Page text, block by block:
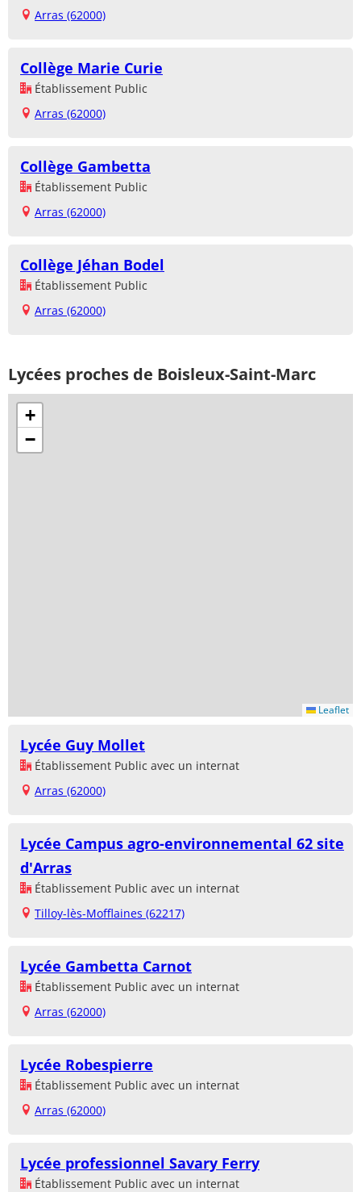
Arras (62000)
Collège Marie Curie
Établissement Public
Arras (62000)
Collège Gambetta
Établissement Public
Arras (62000)
Collège Jéhan Bodel
Établissement Public
Arras (62000)
Lycées proches de Boisleux-Saint-Marc
+
−
Leaflet
Lycée Guy Mollet
Établissement Public avec un internat
Arras (62000)
Lycée Campus agro-environnemental 62 site
d'Arras
Établissement Public avec un internat
Tilloy-lès-Mofflaines (62217)
Lycée Gambetta Carnot
Établissement Public avec un internat
Arras (62000)
Lycée Robespierre
Établissement Public avec un internat
Arras (62000)
Lycée professionnel Savary Ferry
Établissement Public avec un internat